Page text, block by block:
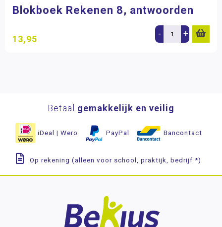
Blokboek Rekenen 8, antwoorden
13,95 - +
Betaal gemakkelijk en veilig
iDeal | Wero PayPal Bancontact
Op rekening (alleen voor school, praktijk, bedrijf *)